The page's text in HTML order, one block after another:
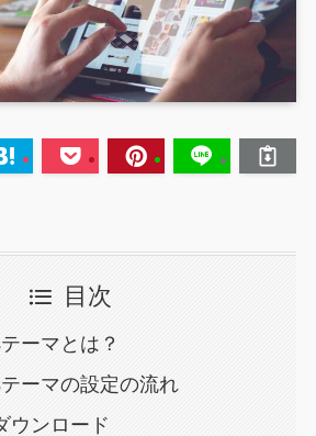
目次
ーマとは？
ーマの設定の流れ
ウンロード